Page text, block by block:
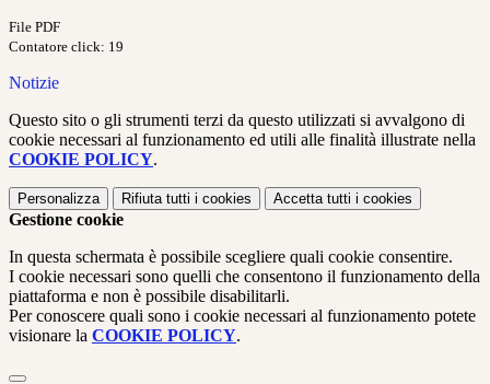
File PDF
Contatore click: 19
Notizie
Questo sito o gli strumenti terzi da questo utilizzati si avvalgono di
cookie necessari al funzionamento ed utili alle finalità illustrate nella
COOKIE POLICY.
Personalizza Rifiuta tutti i cookies Accetta tutti i cookies
Gestione cookie
In questa schermata è possibile scegliere quali cookie consentire.
I cookie necessari sono quelli che consentono il funzionamento della
piattaforma e non è possibile disabilitarli.
Per conoscere quali sono i cookie necessari al funzionamento potete
visionare la COOKIE POLICY.